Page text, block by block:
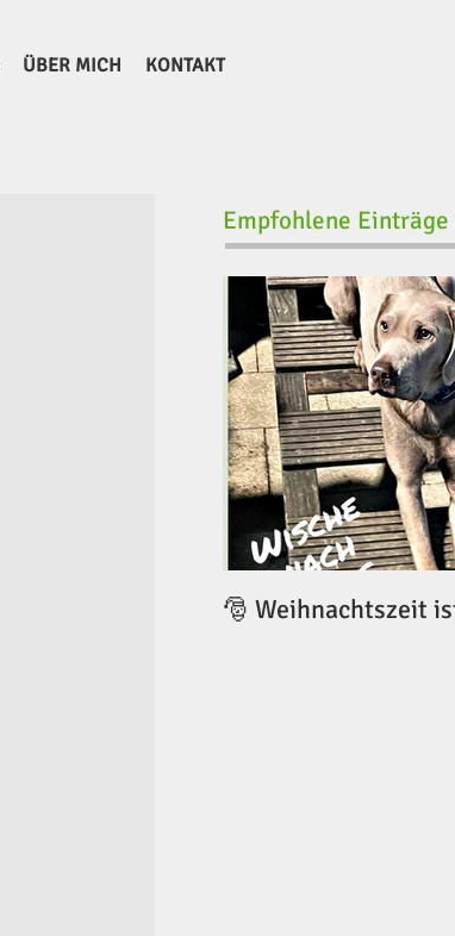
ÜBER MICH KONTAKT
Empfohlene Einträge
🎅 Weihnachtszeit